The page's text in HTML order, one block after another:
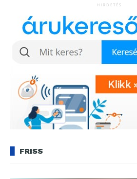
HIRDETÉS
FRISS